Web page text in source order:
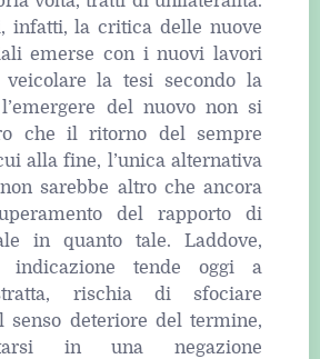
infatti, la critica delle nuove
emerse con i nuovi lavori
la tesi secondo la
del nuovo non si
che il ritorno del sempre
alla fine, l’unica alternativa
sarebbe altro che ancora
del rapporto di
in quanto tale. Laddove,
indicazione tende oggi a
rischia di sfociare
senso deteriore del termine,
in una negazione